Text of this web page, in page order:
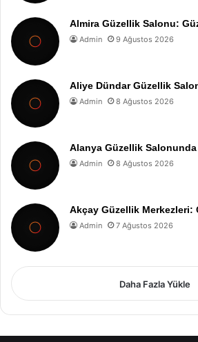
Almira Güzellik Salonu:
Admin 9 Ağustos 2026
Aliye Dündar Güzellik
Admin 8 Ağustos 2026
Alanya Güzellik Salonunda
Admin 8 Ağustos 2026
Akçay Güzellik Merkezleri:
Admin 7 Ağustos 2026
Daha Fazla Yükle